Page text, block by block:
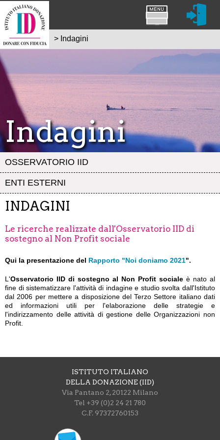
Indagini
OSSERVATORIO IID
ENTI ESTERNI
> Indagini
INDAGINI
Le ricerche realizzate dall'Osservatorio IID di
sostegno al Non Profit sociale
Qui la presentazione del Rapporto "Noi doniamo 2021".
L'Osservatorio IID di sostegno al Non Profit sociale è nato al
fine di sistematizzare l'attività di indagine e studio svolta dall'Istituto
dal 2006 per mettere a disposizione del Terzo Settore italiano dati
ed informazioni utili per l'elaborazione delle strategie e
l'indirizzamento delle attività di gestione delle Organizzazioni non
Profit.
ISTITUTO ITALIANO
DELLA DONAZIONE (IID)
Via Pantano 2, 20122 Milano
Tel +39 (0)2 24 21 780
C.F. 97372760153